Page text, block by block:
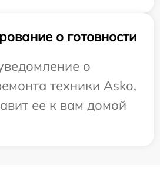
о готовности
о
техники Asko,
ее к вам домой